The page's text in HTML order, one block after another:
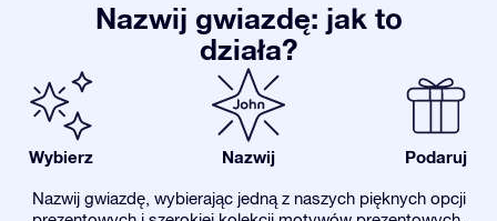
Nazwij gwiazdę: jak to
działa?
Wybierz Nazwij Podaruj
Nazwij gwiazdę, wybierając jedną z naszych pięknych opcji